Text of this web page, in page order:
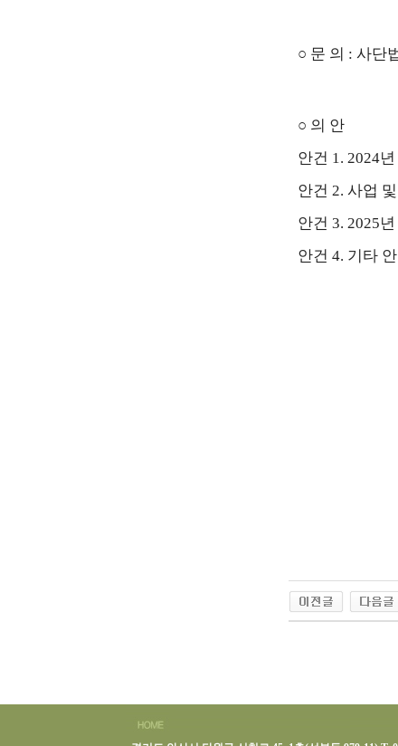
○ 문 의 : 사단
○ 의 안
안건 1. 2024
안건 2. 사업
안건 3. 2025
안건 4. 기타